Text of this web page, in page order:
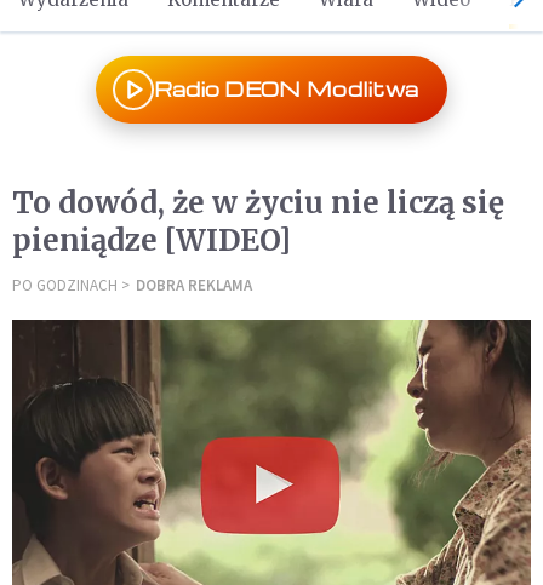
Radio DEON Modlitwa
To dowód, że w życiu nie liczą się
pieniądze [WIDEO]
PO GODZINACH DOBRA REKLAMA